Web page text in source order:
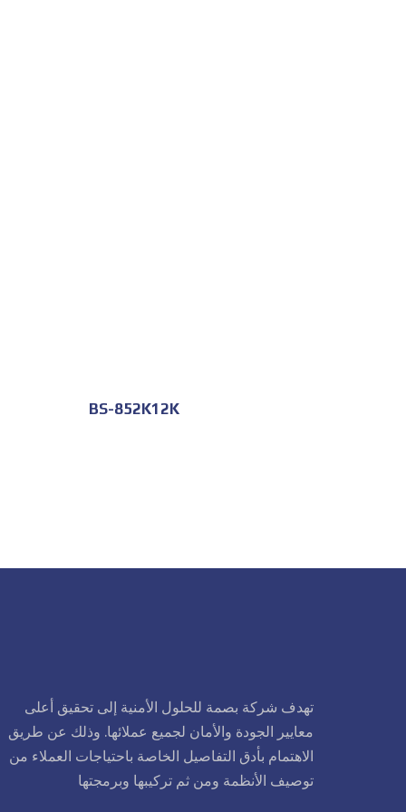
BS-852K12K
تهدف شركة بصمة للحلول الأمنية إلى تحقيق أعلى
معايير الجودة والأمان لجميع عملائها. وذلك عن طريق
الاهتمام بأدق التفاصيل الخاصة باحتياجات العملاء من
توصيف الأنظمة ومن ثم تركيبها وبرمجتها